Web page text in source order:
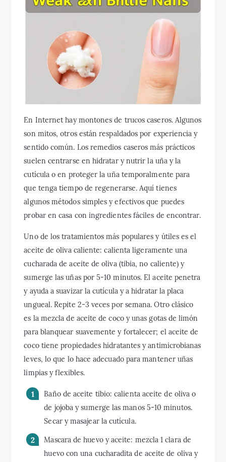
En Internet hay montones de trucos caseros. Algunos
son mitos, otros están respaldados por experiencia y
sentido común. Los remedios caseros más prácticos
suelen centrarse en hidratar y nutrir la uña y la
cutícula o en proteger la uña temporalmente para
que tenga tiempo de regenerarse. Aquí tienes
algunos métodos simples y efectivos que puedes
probar en casa con ingredientes fáciles de encontrar.
Uno de los tratamientos más populares y útiles es el
aceite de oliva caliente: calienta ligeramente una
cucharada de aceite de oliva (tibia, no caliente) y
sumerge las uñas por 5-10 minutos. El aceite penetra
y ayuda a suavizar la cutícula y a hidratar la placa
ungueal. Repite 2-3 veces por semana. Otro clásico
es la mezcla de aceite de coco y unas gotas de limón
para blanquear suavemente y fortalecer; el aceite de
coco tiene propiedades hidratantes y antimicrobianas
leves, lo que lo hace adecuado para mantener uñas
limpias y flexibles.
Baño de aceite tibio: calienta aceite de oliva o
de jojoba y sumerge las manos 5-10 minutos.
Secar y masajear la cutícula.
Mascara de huevo y aceite: mezcla 1 clara de
huevo con una cucharadita de aceite de oliva y